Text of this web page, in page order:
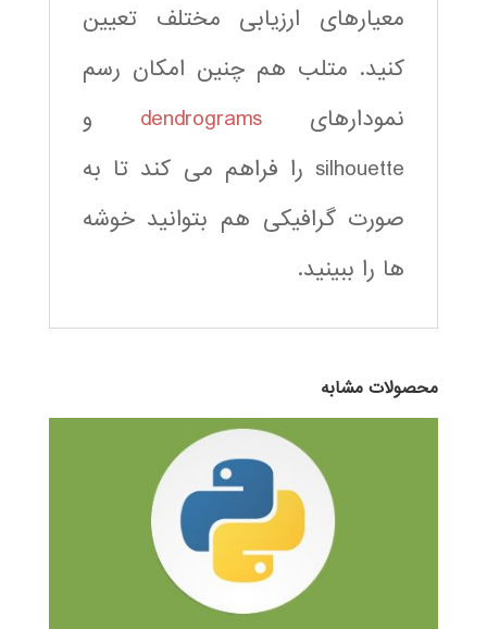
معیارهای ارزیابی مختلف تعیین
کنید. متلب هم چنین امکان رسم
نمودارهای dendrograms و
silhouette را فراهم می کند تا به
صورت گرافیکی هم بتوانید خوشه
ها را ببینید.
محصولات مشابه